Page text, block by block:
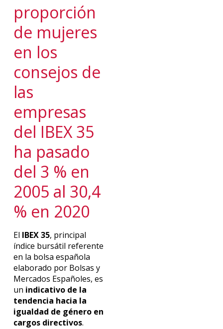
proporción
de mujeres
en los
consejos de
las
empresas
del IBEX 35
ha pasado
del 3 % en
2005 al 30,4
% en 2020
El IBEX 35, principal
índice bursátil referente
en la bolsa española
elaborado por Bolsas y
Mercados Españoles, es
un indicativo de la
tendencia hacia la
igualdad de género en
cargos directivos.